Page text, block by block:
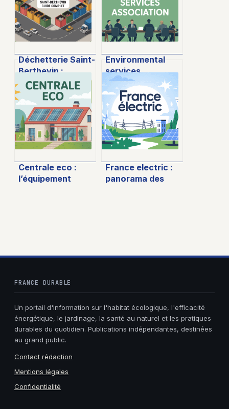
Déchetterie Saint-
Berthevin :
horaires, accès et
conseils pratiques
pour bien trier
Environmental
services
association : rôle,
enjeux et avenir
pour
l’environnement
Centrale eco :
l’équipement
France electric :
panorama des
FRANCE DURABLE
Un portail d'information sur l'habitat écologique, l'efficacité
énergétique, le jardinage, la santé au naturel et les pratiques
durables du quotidien. Publications indépendantes, destinées
au grand public.
Contact rédaction
Mentions légales
Confidentialité